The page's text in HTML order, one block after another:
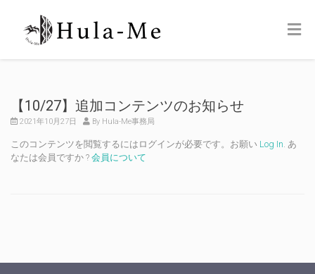
【10/27】追加コンテンツのお知らせ
2021年10月27日 By Hula-Me事務局
このコンテンツを閲覧するにはログインが必要です。お願い Log In. あ
なたは会員ですか ? 会員について